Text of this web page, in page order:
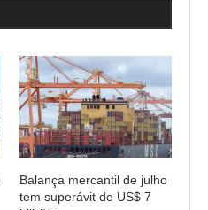
Balança mercantil de julho
tem superávit de US$ 7